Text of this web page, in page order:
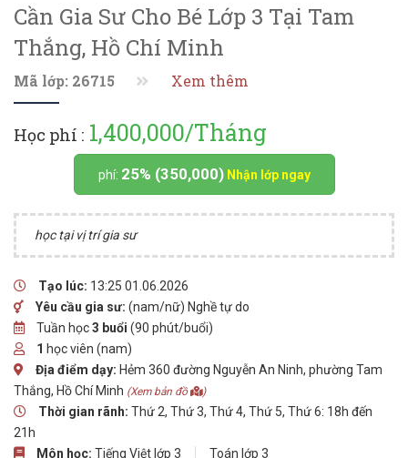
Cần Gia Sư Cho Bé Lớp 3 Tại Tam
Thắng, Hồ Chí Minh
Mã lớp: 26715 Xem thêm
Học phí : 1,400,000/Tháng
phí: 25% (350,000) Nhận lớp ngay
học tại vị trí gia sư
Tạo lúc: 13:25 01.06.2026
Yêu cầu gia sư: (nam/nữ) Nghề tự do
Tuần học3 buổi (90 phút/buổi)
1 học viên (nam)
Địa điểm dạy: Hẻm 360 đường Nguyễn An Ninh, phường Tam
Thắng, Hồ Chí Minh (Xem bản đồ )
Thời gian rãnh: Thứ 2, Thứ 3, Thứ 4, Thứ 5, Thứ 6: 18h đến
21h
Môn học: Tiếng Việt lớp 3 Toán lớp 3